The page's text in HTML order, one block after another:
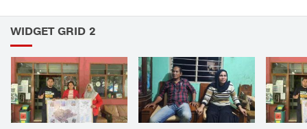
WIDGET GRID 2